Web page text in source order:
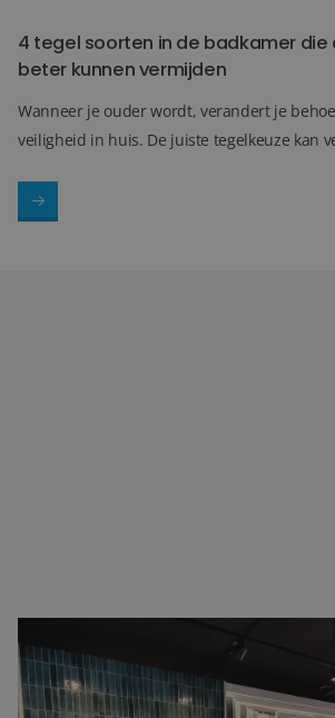
4 tegel soorten in de badkamer die
beter kunnen vermijden
Wanneer je ouder wordt, verandert je
veiligheid in huis. De juiste tegelkeuze kan
vijf tegelsoorten die ouderen beter kunnen
badkamer en de veilige alternatieven.
INTERESSE? LAAT UW
WE ZIEN U SNEL IN DE